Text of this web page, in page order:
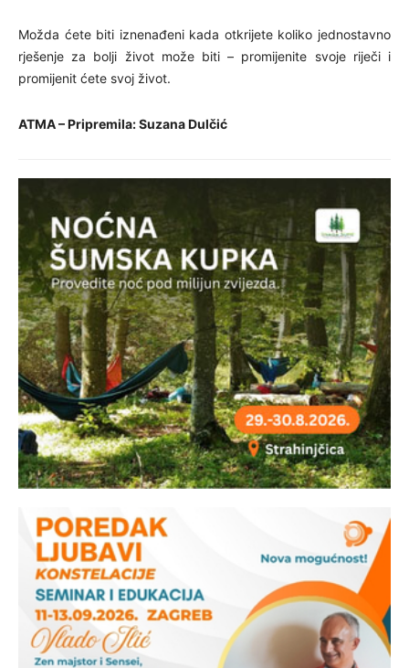
Možda ćete biti iznenađeni kada otkrijete koliko jednostavno
rješenje za bolji život može biti – promijenite svoje riječi i
promijenit ćete svoj život.
ATMA – Pripremila: Suzana Dulčić